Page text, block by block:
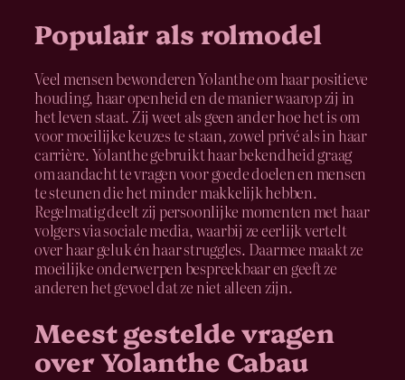
Populair als rolmodel
Veel mensen bewonderen Yolanthe om haar positieve
houding, haar openheid en de manier waarop zij in
het leven staat. Zij weet als geen ander hoe het is om
voor moeilijke keuzes te staan, zowel privé als in haar
carrière. Yolanthe gebruikt haar bekendheid graag
om aandacht te vragen voor goede doelen en mensen
te steunen die het minder makkelijk hebben.
Regelmatig deelt zij persoonlijke momenten met haar
volgers via sociale media, waarbij ze eerlijk vertelt
over haar geluk én haar struggles. Daarmee maakt ze
moeilijke onderwerpen bespreekbaar en geeft ze
anderen het gevoel dat ze niet alleen zijn.
Meest gestelde vragen
over Yolanthe Cabau